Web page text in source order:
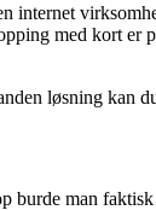
internet
med kort
løsning kan
burde man